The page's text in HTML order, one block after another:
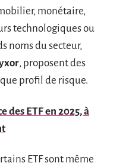
monétaire,
technologiques ou
noms du secteur,
, proposent des
profil de risque.
des ETF en 2025, à
ETF sont même